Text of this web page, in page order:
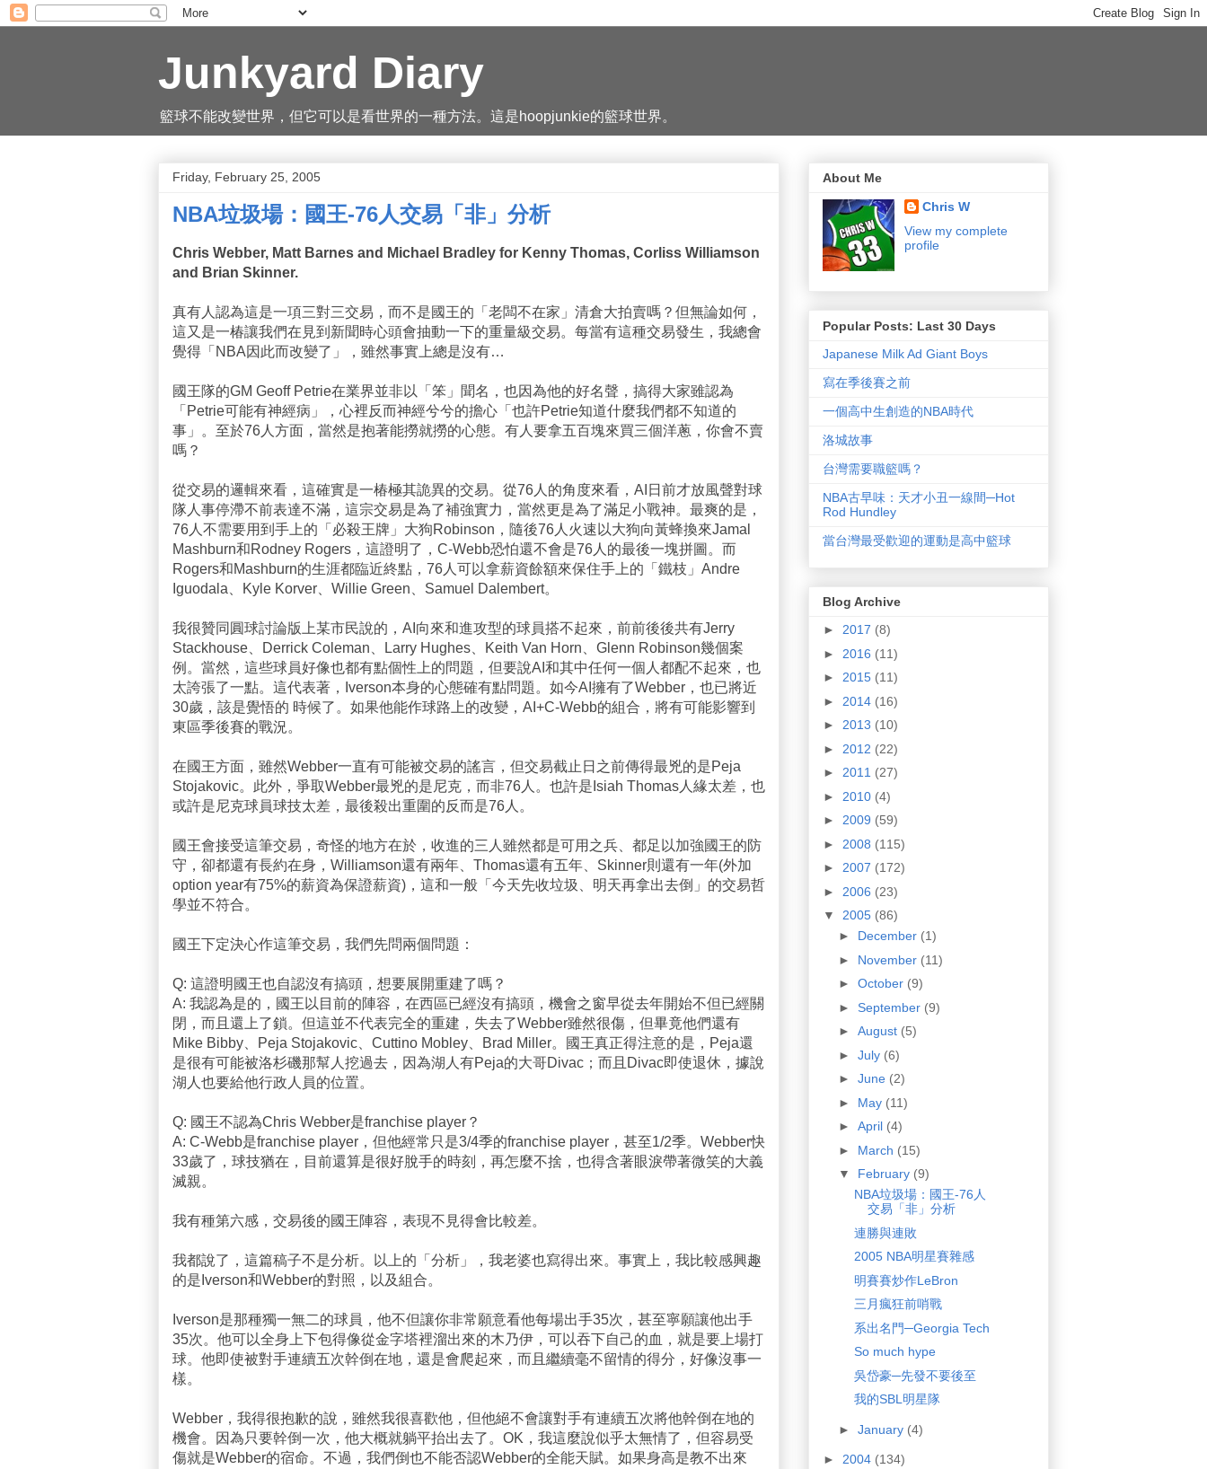
Junkyard Diary
籃球不能改變世界，但它可以是看世界的一種方法。這是hoopjunkie的籃球世界。
Friday, February 25, 2005
NBA垃圾場：國王-76人交易「非」分析
Chris Webber, Matt Barnes and Michael Bradley for Kenny Thomas, Corliss Williamson
and Brian Skinner.
真有人認為這是一項三對三交易，而不是國王的「老闆不在家」清倉大拍賣嗎？但無論如何，
這又是一椿讓我們在見到新聞時心頭會抽動一下的重量級交易。每當有這種交易發生，我總會
覺得「NBA因此而改變了」，雖然事實上總是沒有…
國王隊的GM Geoff Petrie在業界並非以「笨」聞名，也因為他的好名聲，搞得大家雖認為
「Petrie可能有神經病」，心裡反而神經兮兮的擔心「也許Petrie知道什麼我們都不知道的
事」。至於76人方面，當然是抱著能撈就撈的心態。有人要拿五百塊來買三個洋蔥，你會不賣
嗎？
從交易的邏輯來看，這確實是一椿極其詭異的交易。從76人的角度來看，AI日前才放風聲對球
隊人事停滯不前表達不滿，這宗交易是為了補強實力，當然更是為了滿足小戰神。最爽的是，
76人不需要用到手上的「必殺王牌」大狗Robinson，隨後76人火速以大狗向黃蜂換來Jamal
Mashburn和Rodney Rogers，這證明了，C-Webb恐怕還不會是76人的最後一塊拼圖。而
Rogers和Mashburn的生涯都臨近終點，76人可以拿薪資餘額來保住手上的「鐵枝」Andre
Iguodala、Kyle Korver、Willie Green、Samuel Dalembert。
我很贊同圓球討論版上某市民說的，AI向來和進攻型的球員搭不起來，前前後後共有Jerry
Stackhouse、Derrick Coleman、Larry Hughes、Keith Van Horn、Glenn Robinson幾個案
例。當然，這些球員好像也都有點個性上的問題，但要說AI和其中任何一個人都配不起來，也
太誇張了一點。這代表著，Iverson本身的心態確有點問題。如今AI擁有了Webber，也已將近
30歲，該是覺悟的 時候了。如果他能作球路上的改變，AI+C-Webb的組合，將有可能影響到
東區季後賽的戰況。
在國王方面，雖然Webber一直有可能被交易的謠言，但交易截止日之前傳得最兇的是Peja
Stojakovic。此外，爭取Webber最兇的是尼克，而非76人。也許是Isiah Thomas人緣太差，也
或許是尼克球員球技太差，最後殺出重圍的反而是76人。
國王會接受這筆交易，奇怪的地方在於，收進的三人雖然都是可用之兵、都足以加強國王的防
守，卻都還有長約在身，Williamson還有兩年、Thomas還有五年、Skinner則還有一年(外加
option year有75%的薪資為保證薪資)，這和一般「今天先收垃圾、明天再拿出去倒」的交易哲
學並不符合。
國王下定決心作這筆交易，我們先問兩個問題：
Q: 這證明國王也自認沒有搞頭，想要展開重建了嗎？
A: 我認為是的，國王以目前的陣容，在西區已經沒有搞頭，機會之窗早從去年開始不但已經關
閉，而且還上了鎖。但這並不代表完全的重建，失去了Webber雖然很傷，但畢竟他們還有
Mike Bibby、Peja Stojakovic、Cuttino Mobley、Brad Miller。國王真正得注意的是，Peja還
是很有可能被洛杉磯那幫人挖過去，因為湖人有Peja的大哥Divac；而且Divac即使退休，據說
湖人也要給他行政人員的位置。
Q: 國王不認為Chris Webber是franchise player？
A: C-Webb是franchise player，但他經常只是3/4季的franchise player，甚至1/2季。Webber快
33歲了，球技猶在，目前還算是很好脫手的時刻，再怎麼不捨，也得含著眼淚帶著微笑的大義
滅親。
我有種第六感，交易後的國王陣容，表現不見得會比較差。
我都說了，這篇稿子不是分析。以上的「分析」，我老婆也寫得出來。事實上，我比較感興趣
的是Iverson和Webber的對照，以及組合。
Iverson是那種獨一無二的球員，他不但讓你非常願意看他每場出手35次，甚至寧願讓他出手
35次。他可以全身上下包得像從金字塔裡溜出來的木乃伊，可以吞下自己的血，就是要上場打
球。他即使被對手連續五次幹倒在地，還是會爬起來，而且繼續毫不留情的得分，好像沒事一
樣。
Webber，我得很抱歉的說，雖然我很喜歡他，但他絕不會讓對手有連續五次將他幹倒在地的
機會。因為只要幹倒一次，他大概就躺平抬出去了。OK，我這麼說似乎太無情了，但容易受
傷就是Webber的宿命。不過，我們倒也不能否認Webber的全能天賦。如果身高是教不出來
About Me
Chris W
View my complete
profile
Popular Posts: Last 30 Days
Japanese Milk Ad Giant Boys
寫在季後賽之前
一個高中生創造的NBA時代
洛城故事
台灣需要職籃嗎？
NBA古早味：天才小丑一線間─Hot
Rod Hundley
當台灣最受歡迎的運動是高中籃球
Blog Archive
► 2017 (8)
► 2016 (11)
► 2015 (11)
► 2014 (16)
► 2013 (10)
► 2012 (22)
► 2011 (27)
► 2010 (4)
► 2009 (59)
► 2008 (115)
► 2007 (172)
► 2006 (23)
▼ 2005 (86)
► December (1)
► November (11)
► October (9)
► September (9)
► August (5)
► July (6)
► June (2)
► May (11)
► April (4)
► March (15)
▼ February (9)
NBA垃圾場：國王-76人
交易「非」分析
連勝與連敗
2005 NBA明星賽雜感
明賽賽炒作LeBron
三月瘋狂前哨戰
系出名門─Georgia Tech
So much hype
吳岱豪─先發不要後至
我的SBL明星隊
► January (4)
► 2004 (134)